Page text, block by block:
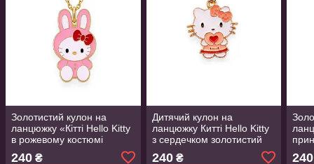
Золотистий кулон на
ланцюжку «Кітті Hello Kitty
в рожевому костюмі
зайчика», підвіска 2.2 см
240 ₴
Дитячий кулон на
ланцюжку Китті Hello Kitty
з сердечком золотистий
240₴ 240